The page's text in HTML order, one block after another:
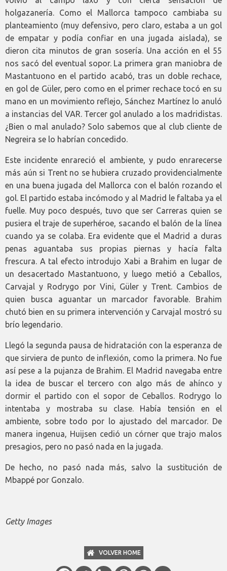
holgazanería. Como el Mallorca tampoco cambiaba su
planteamiento (muy defensivo, pero claro, estaba a un gol
de empatar y podía confiar en una jugada aislada), se
dieron cita minutos de gran sosería. Una acción en el 55
nos sacó del eventual sopor. La primera gran maniobra de
Mastantuono en el partido acabó, tras un doble rechace,
en gol de Güler, pero como en el primer rechace tocó en su
mano en un movimiento reflejo, Sánchez Martínez lo anuló
a instancias del VAR. Tercer gol anulado a los madridistas.
¿Bien o mal anulado? Solo sabemos que al club cliente de
Negreira se lo habrían concedido.
Este incidente enrareció el ambiente, y pudo enrarecerse
más aún si Trent no se hubiera cruzado providencialmente
en una buena jugada del Mallorca con el balón rozando el
gol. El partido estaba incómodo y al Madrid le faltaba ya el
fuelle. Muy poco después, tuvo que ser Carreras quien se
pusiera el traje de superhéroe, sacando el balón de la línea
cuando ya se colaba. Era evidente que el Madrid a duras
penas aguantaba sus propias piernas y hacía falta
frescura. A tal efecto introdujo Xabi a Brahim en lugar de
un desacertado Mastantuono, y luego metió a Ceballos,
Carvajal y Rodrygo por Vini, Güler y Trent. Cambios de
quien busca aguantar un marcador favorable. Brahim
chutó bien en su primera intervención y Carvajal mostró su
brío legendario.
Llegó la segunda pausa de hidratación con la esperanza de
que sirviera de punto de inflexión, como la primera. No fue
así pese a la pujanza de Brahim. El Madrid navegaba entre
la idea de buscar el tercero con algo más de ahínco y
dormir el partido con el sopor de Ceballos. Rodrygo lo
intentaba y mostraba su clase. Había tensión en el
ambiente, sobre todo por lo ajustado del marcador. De
manera ingenua, Huijsen cedió un córner que trajo malos
presagios, pero no pasó nada en la jugada.
De hecho, no pasó nada más, salvo la sustitución de
Mbappé por Gonzalo.
Getty Images
VOLVER HOME